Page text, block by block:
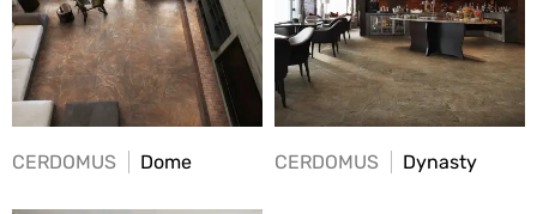
CERDOMUS Dome CERDOMUS Dynasty